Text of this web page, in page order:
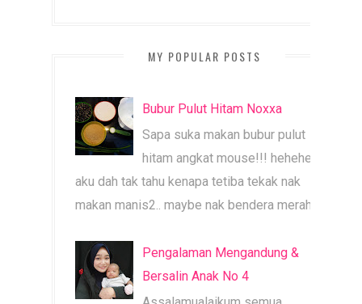
MY POPULAR POSTS
Bubur Pulut Hitam Noxxa
Sapa suka makan bubur pulut
hitam angkat mouse!!! heheheh
aku dah tak tahu kenapa tetiba tekak nak
makan manis2.. maybe nak bendera merah b...
Pengalaman Mengandung &
Bersalin Anak No 4